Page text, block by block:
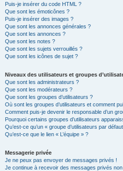
Puis-je insérer du code HTML ?
Que sont les émoticônes ?
Puis-je insérer des images ?
Que sont les annonces générales ?
Que sont les annonces ?
Que sont les notes ?
Que sont les sujets verrouillés ?
Que sont les icônes de sujet ?
Niveaux des utilisateurs et groupes
Que sont les administrateurs ?
Que sont les modérateurs ?
Que sont les groupes d’utilisateurs ?
Où sont les groupes d’utilisateurs et comment
Comment puis-je devenir le responsable d’un
Pourquoi certains groupes d’utilisateurs
Qu’est-ce qu’un « groupe d’utilisateurs par
Qu’est-ce que le lien « L’équipe » ?
Messagerie privée
Je ne peux pas envoyer de messages privés !
Je continue à recevoir des messages privés non